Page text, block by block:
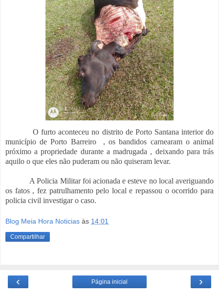
O furto aconteceu no distrito de Porto Santana interior do
município de Porto Barreiro , os bandidos carnearam o animal
próximo a propriedade durante a madrugada , deixando para trás
aquilo o que eles não puderam ou não quiseram levar.
A Policia Militar foi acionada e esteve no local averiguando
os fatos , fez patrulhamento pelo local e repassou o ocorrido para
policia civil investigar o caso.
Blog Meia Hora Noticias às 14:01
Compartilhar
‹ ›
Página inicial